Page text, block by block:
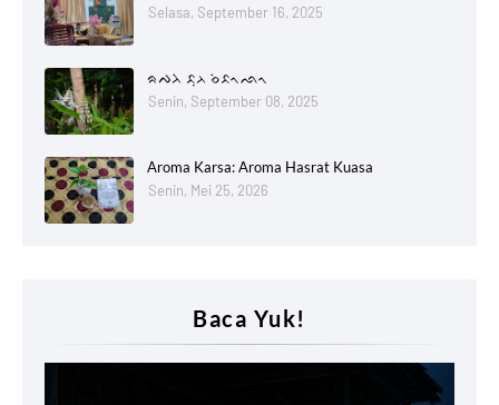
Selasa, September 16, 2025
ᨑᨄᨂᨗ ᨅᨘᨂ ᨔᨗᨅᨚᨒᨚ
Senin, September 08, 2025
Aroma Karsa: Aroma Hasrat Kuasa
Senin, Mei 25, 2026
Baca Yuk!